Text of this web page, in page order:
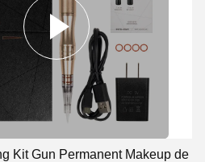
Kit Gun Permanent Makeup de